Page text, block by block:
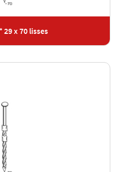
29 x 70 lisses